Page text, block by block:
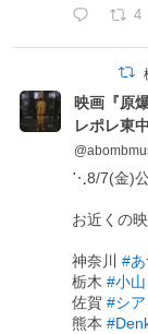
4
映画『原
レポレ東
⋱8/7(金)
お近くの
神奈川#
栃木#小
佐賀#シ
熊本